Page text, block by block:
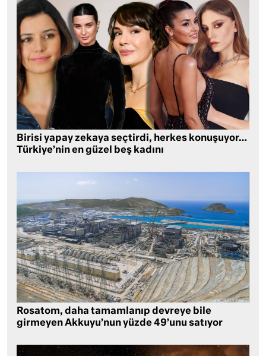
Birisi yapay zekaya seçtirdi, herkes konuşuyor…
Türkiye’nin en güzel beş kadını
Rosatom, daha tamamlanıp devreye bile
girmeyen Akkuyu’nun yüzde 49’unu satıyor